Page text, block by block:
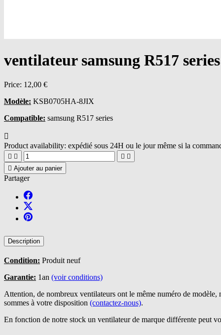
ventilateur samsung R517
Price: 12,00 €
Modèle: KSB0705HA-8JIX
Compatible: samsung R517 series

Product availability: expédié sous 24H ou le jour même si la
   
 Ajouter au panier
Partager
Description
Condition: Produit neuf
Garantie: 1an (voir conditions)
Attention, de nombreux ventilateurs ont le même numéro de
sommes à votre disposition (contactez-nous).
En fonction de notre stock un ventilateur de marque différente peut